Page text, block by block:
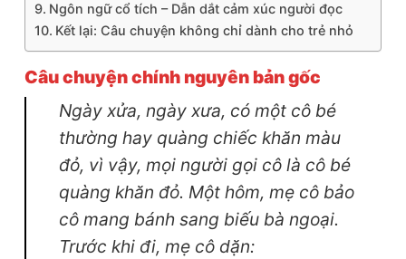
Ngôn ngữ cổ tích – Dẫn dắt cảm xúc người đọc
Kết lại: Câu chuyện không chỉ dành cho trẻ nhỏ
Câu chuyện chính nguyên bản gốc
Ngày xửa, ngày xưa, có một cô bé
thường hay quàng chiếc khăn màu
đỏ, vì vậy, mọi người gọi cô là cô bé
quàng khăn đỏ. Một hôm, mẹ cô bảo
cô mang bánh sang biếu bà ngoại.
Trước khi đi, mẹ cô dặn: